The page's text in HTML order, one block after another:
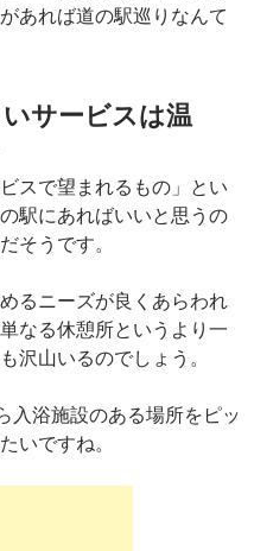
あれば道の駅巡りなんて
サービスは温
スで望まれるもの」とい
駅にあればいいと思うの
そうです。
るニーズが良くあらわれ
なる休憩所というより一
沢山いるのでしょう。
入浴施設のある場所をピッ
いですね。